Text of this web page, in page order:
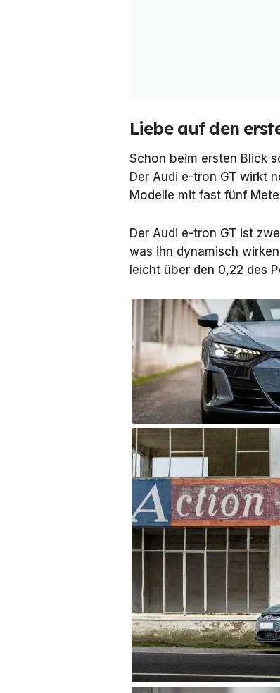
Liebe auf den
Schon beim ersten Blick
Der Audi e-tron GT wirkt
Modelle mit fast fünf
Der Audi e-tron GT ist
was ihn dynamisch
leicht über den 0,22 des